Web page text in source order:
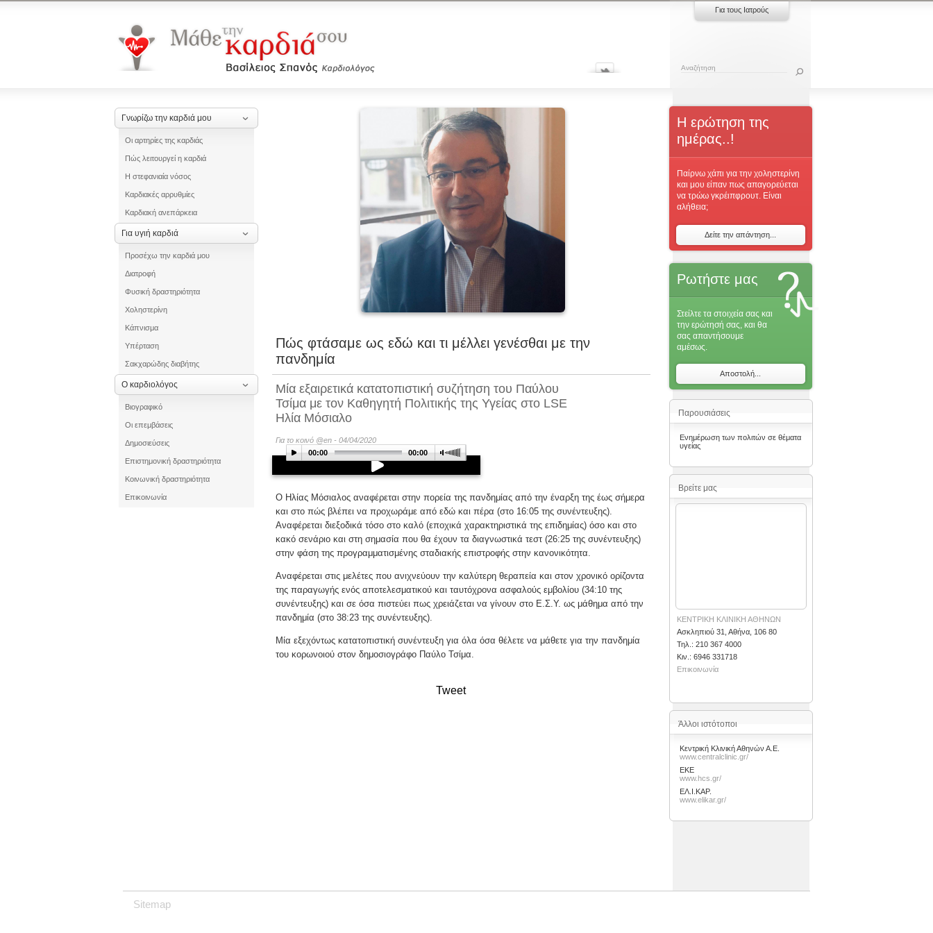
Για τους Ιατρούς
Γνωρίζω την καρδιά μου
Οι αρτηρίες της καρδιάς
Πώς λειτουργεί η καρδιά
Η στεφανιαία νόσος
Καρδιακές αρρυθμίες
Καρδιακή ανεπάρκεια
Για υγιή καρδιά
Προσέχω την καρδιά μου
Διατροφή
Φυσική δραστηριότητα
Χοληστερίνη
Κάπνισμα
Υπέρταση
Σακχαρώδης διαβήτης
Ο καρδιολόγος
Βιογραφικό
Οι επεμβάσεις
Δημοσιεύσεις
Επιστημονική δραστηριότητα
Κοινωνική δραστηριότητα
Επικοινωνία
Πώς φτάσαμε ως εδώ και τι μέλλει γενέσθαι με την
πανδημία
Μία εξαιρετικά κατατοπιστική συζήτηση του Παύλου
Τσίμα με τον Καθηγητή Πολιτικής της Υγείας στο LSE
Ηλία Μόσιαλο
Για το κοινό @en - 04/04/2020
00:00
00:00
Ο Ηλίας Μόσιαλος αναφέρεται στην πορεία της πανδημίας από την έναρξη της έως σήμερα
και στο πώς βλέπει να προχωράμε από εδώ και πέρα (στο 16:05 της συνέντευξης).
Αναφέρεται διεξοδικά τόσο στο καλό (εποχικά χαρακτηριστικά της επιδημίας) όσο και στο
κακό σενάριο και στη σημασία που θα έχουν τα διαγνωστικά τεστ (26:25 της συνέντευξης)
στην φάση της προγραμματισμένης σταδιακής επιστροφής στην κανονικότητα.
Αναφέρεται στις μελέτες που ανιχνεύουν την καλύτερη θεραπεία και στον χρονικό ορίζοντα
της παραγωγής ενός αποτελεσματικού και ταυτόχρονα ασφαλούς εμβολίου (34:10 της
συνέντευξης) και σε όσα πιστεύει πως χρειάζεται να γίνουν στο Ε.Σ.Υ. ως μάθημα από την
πανδημία (στο 38:23 της συνέντευξης).
Μία εξεχόντως κατατοπιστική συνέντευξη για όλα όσα θέλετε να μάθετε για την πανδημία
του κορωνοιού στον δημοσιογράφο Παύλο Τσίμα.
Tweet
Η ερώτηση της
ημέρας..!
Παίρνω χάπι για την χοληστερίνη
και μου είπαν πως απαγορεύεται
να τρώω γκρέιπφρουτ. Είναι
αλήθεια;
Δείτε την απάντηση...
Ρωτήστε μας
Στείλτε τα στοιχεία σας και
την ερώτησή σας, και θα
σας απαντήσoυμε
αμέσως.
Αποστολή...
Παρουσιάσεις
Ενημέρωση των πολιτών σε θέματα
υγείας
Βρείτε μας
ΚΕΝΤΡΙΚΗ ΚΛΙΝΙΚΗ ΑΘΗΝΩΝ
Ασκληπιού 31, Αθήνα, 106 80
Τηλ.: 210 367 4000
Kιν.: 6946 331718
Επικοινωνία
Άλλοι ιστότοποι
Κεντρική Κλινική Αθηνών Α.Ε.
www.centralclinic.gr/
ΕΚΕ
www.hcs.gr/
ΕΛ.Ι.ΚΑΡ.
www.elikar.gr/
Sitemap